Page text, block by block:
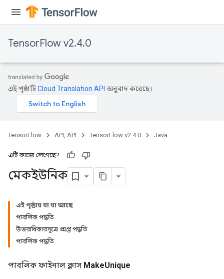
TensorFlow v2.4.0
এই পৃষ্ঠাটিCloud Translation API অনুবাদ করেছে।
TensorFlow API, API TensorFlow v2.4.0 Java
এটি কাজে লেগেছে?
মেকইউনিক
এই পৃষ্ঠায় যা যা আছে
পাবলিক পদ্ধতি
উত্তরাধিকারসূত্রে প্রাপ্ত পদ্ধতি
পাবলিক পদ্ধতি
পাবলিক ফাইনাল ক্লাস MakeUnique